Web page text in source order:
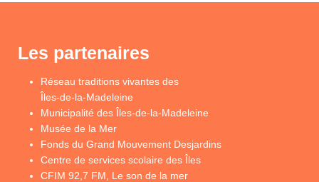
Les partenaires
Réseau traditions vivantes des
Îles-de-la-Madeleine
Municipalité des Îles-de-la-Madeleine
Musée de la Mer
Fonds du Grand Mouvement Desjardins
Centre de services scolaire des Îles
CFIM 92,7 FM, Le son de la mer